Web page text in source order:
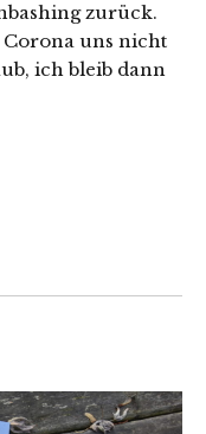
zurück.
Corona uns nicht
ich bleib dann